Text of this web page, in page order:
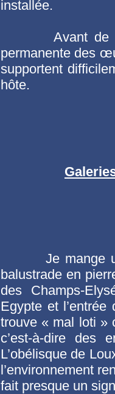
installée.
Avant de
permanente des
supportent
hôte.
Je mange un
balustrade en
des Champs-
Egypte et
trouve « mal loti »
c’est-à-dire des
L’obélisque de
l’environnement
fait presque un